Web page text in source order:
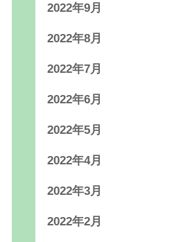
2022年9月
2022年8月
2022年7月
2022年6月
2022年5月
2022年4月
2022年3月
2022年2月